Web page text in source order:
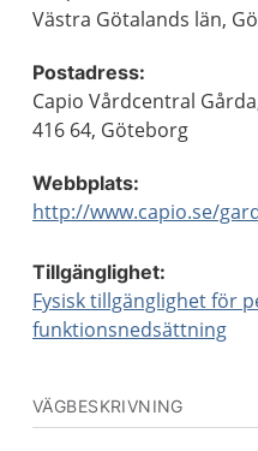
Västra Götalands län,
Postadress:
Capio Vårdcentral
416 64, Göteborg
Webbplats:
http://www.capio.se/
Tillgänglighet:
Fysisk tillgänglighet för
funktionsnedsättning
VÄGBESKRIVNING